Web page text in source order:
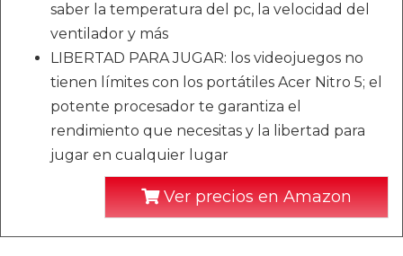
saber la temperatura del pc, la velocidad del
ventilador y más
LIBERTAD PARA JUGAR: los videojuegos no
tienen límites con los portátiles Acer Nitro 5; el
potente procesador te garantiza el
rendimiento que necesitas y la libertad para
jugar en cualquier lugar
Ver precios en Amazon